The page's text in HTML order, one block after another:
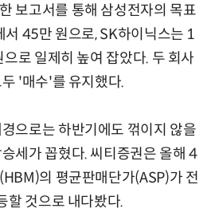
보고서를 통해 삼성전자의 목표
45만 원으로, SK하이닉스는 1
로 일제히 높여 잡았다. 두 회사
'매수'를 유지했다.
으로는 하반기에도 꺾이지 않을
세가 꼽혔다. 씨티증권은 올해 4
의 평균판매단가(ASP)가 전
할 것으로 내다봤다.